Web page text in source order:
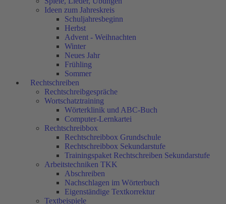
Ideen zum Jahreskreis
Schuljahresbeginn
Herbst
Advent - Weihnachten
Winter
Neues Jahr
Frühling
Sommer
Rechtschreiben
Rechtschreibgespräche
Wortschatztraining
Wörterklinik und ABC-Buch
Computer-Lernkartei
Rechtschreibbox
Rechtschreibbox Grundschule
Rechtschreibbox Sekundarstufe
Trainingspaket Rechtschreiben Sekundarstufe
Arbeitstechniken TKK
Abschreiben
Nachschlagen im Wörterbuch
Eigenständige Textkorrektur
Textbeispiele